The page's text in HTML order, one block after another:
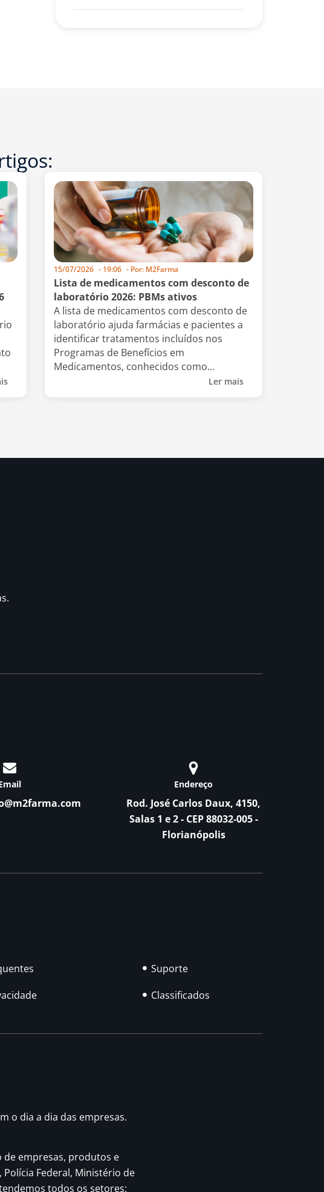
15/07/2026 - 19:06 - Por: M2Farma
Lista de medicamentos com desconto de
laboratório 2026: PBMs ativos
A lista de medicamentos com desconto de
laboratório ajuda farmácias e pacientes a
identificar tratamentos incluídos nos
Programas de Benefícios em
Medicamentos, conhecidos como...
Ler mais
Endereço
Rod. José Carlos Daux, 4150,
Salas 1 e 2 - CEP 88032-005 -
Florianópolis
Suporte
Classificados
o dia a dia das empresas.
empresas, produtos e
Polícia Federal, Ministério de
todos os setores: